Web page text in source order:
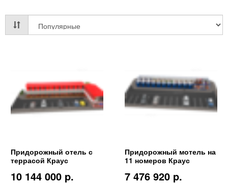
Придорожный отель с
террасой Краус
10 144 000 p.
Придорожный мотель на
11 номеров Краус
7 476 920 p.